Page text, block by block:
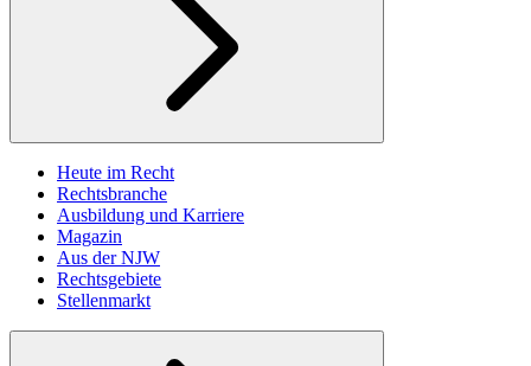
Heute im Recht
Rechtsbranche
Ausbildung und Karriere
Magazin
Aus der NJW
Rechtsgebiete
Stellenmarkt